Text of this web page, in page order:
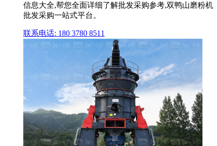
信息大全,帮您全面详细了解批发采购参考,双鸭山磨粉机
批发采购一站式平台。
联系电话: 180 3780 8511